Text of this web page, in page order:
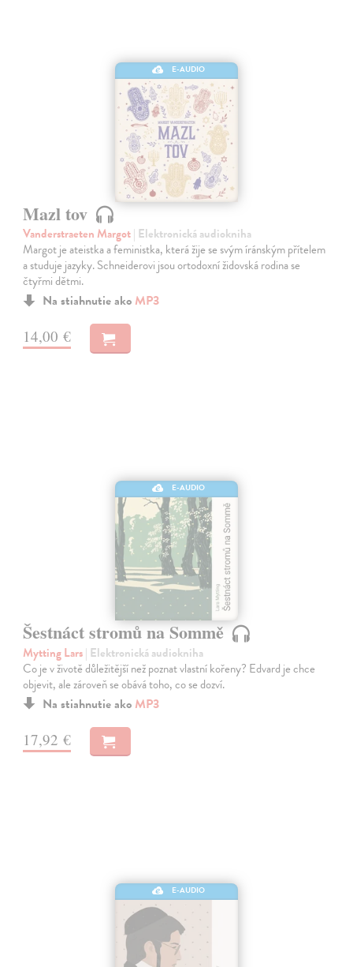
E-AUDIO
Mazl tov
Vanderstraeten Margot| Elektronická audiokniha
Margot je ateistka a feministka, která žije se svým íránským přítelem
a studuje jazyky. Schneiderovi jsou ortodoxní židovská rodina se
čtyřmi dětmi.
Na stiahnutie ako MP3
14,00 €
E-AUDIO
Šestnáct stromů na Sommě
Mytting Lars| Elektronická audiokniha
Co je v životě důležitější než poznat vlastní kořeny? Edvard je chce
objevit, ale zároveň se obává toho, co se dozví.
Na stiahnutie ako MP3
17,92 €
E-AUDIO